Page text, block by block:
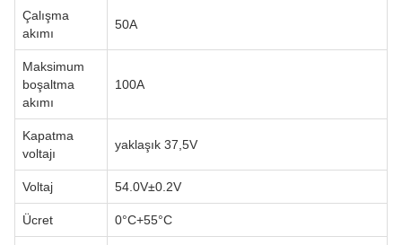
Çalışma
akımı
50A
Maksimum
boşaltma
akımı
100A
Kapatma
voltajı
yaklaşık 37,5V
Voltaj 54.0V±0.2V
Ücret 0°C+55°C